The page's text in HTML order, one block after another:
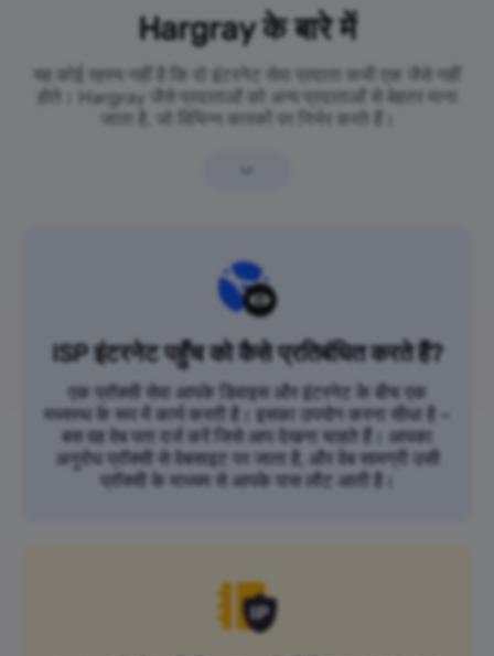
Hargray के बारे में
यह कोई रहस्य नहीं है कि दो इंटरनेट सेवा प्रदाता कभी एक जैसे नहीं
होते। Hargray जैसे प्रदाताओं को अन्य प्रदाताओं से बेहतर माना
जाता है, जो विभिन्न कारकों पर निर्भर करते हैं।
ISP इंटरनेट पहुँच को कैसे प्रतिबंधित करते हैं?
एक प्रॉक्सी सेवा आपके डिवाइस और इंटरनेट के बीच एक
मध्यस्थ के रूप में कार्य करती है। इसका उपयोग करना सीधा है –
बस वह वेब पता दर्ज करें जिसे आप देखना चाहते हैं। आपका
अनुरोध प्रॉक्सी से वेबसाइट पर जाता है, और वेब सामग्री उसी
प्रॉक्सी के माध्यम से आपके पास लौट आती है।